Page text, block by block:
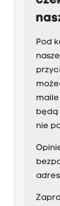
Pod
maile
będą
nie
adres